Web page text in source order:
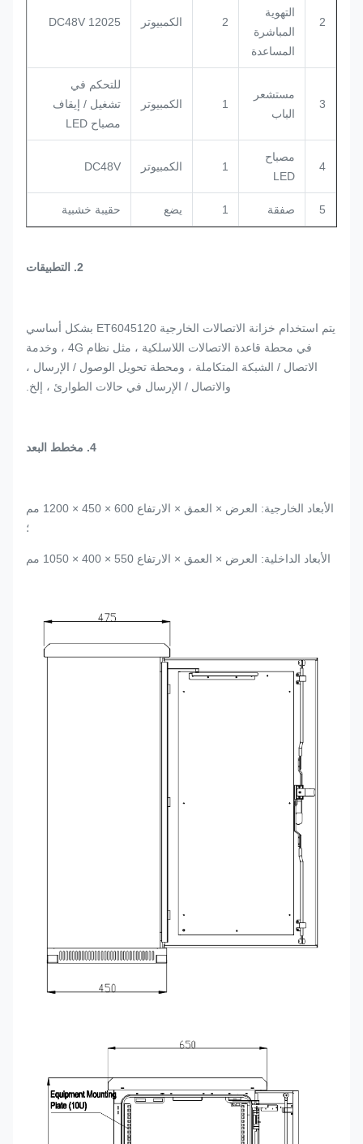
2
التهوية
المباشرة
المساعدة
2 الكمبيوتر 12025 DC48V
3
مستشعر
الباب
1 الكمبيوتر
للتحكم في
تشغيل / إيقاف
مصباح LED
4
مصباح
LED
1 الكمبيوتر DC48V
5 صفقة 1 يضع حقيبة خشبية
2. التطبيقات
يتم استخدام خزانة الاتصالات الخارجية ET6045120 بشكل أساسي
في محطة قاعدة الاتصالات اللاسلكية ، مثل نظام 4G ، وخدمة
الاتصال / الشبكة المتكاملة ، ومحطة تحويل الوصول / الإرسال ،
والاتصال / الإرسال في حالات الطوارئ ، إلخ.
4. مخطط البعد
الأبعاد الخارجية: العرض × العمق × الارتفاع 600 × 450 × 1200 مم
؛
الأبعاد الداخلية: العرض × العمق × الارتفاع 550 × 400 × 1050 مم